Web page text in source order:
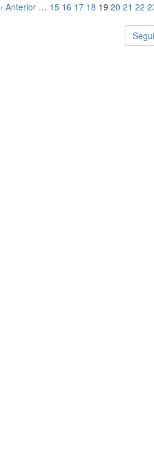
‹ Anterior … 15 16 17 18 19 20 21 22